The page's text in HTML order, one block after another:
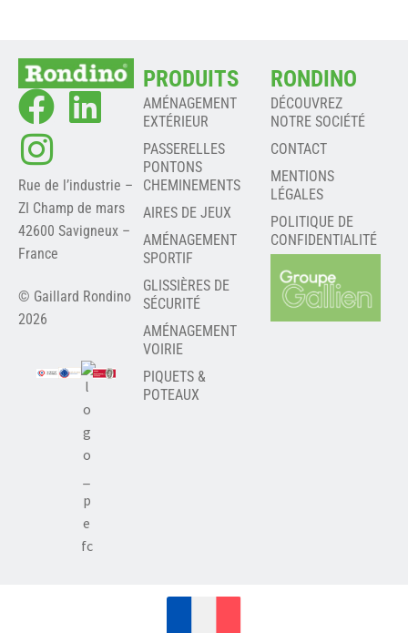
Rue de l’industrie –
ZI Champ de mars
42600 Savigneux –
France
© Gaillard Rondino
2026
PRODUITS
AMÉNAGEMENT
EXTÉRIEUR
PASSERELLES
PONTONS
CHEMINEMENTS
AIRES DE JEUX
AMÉNAGEMENT
SPORTIF
GLISSIÈRES DE
SÉCURITÉ
AMÉNAGEMENT
VOIRIE
PIQUETS &
POTEAUX
RONDINO
DÉCOUVREZ
NOTRE SOCIÉTÉ
CONTACT
MENTIONS
LÉGALES
POLITIQUE DE
CONFIDENTIALITÉ